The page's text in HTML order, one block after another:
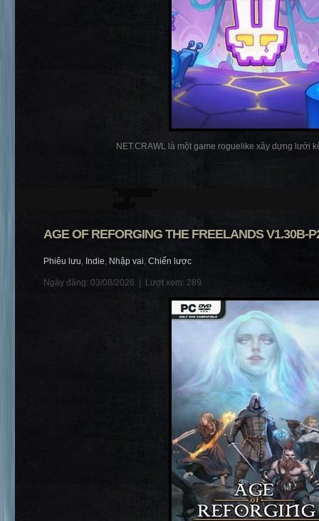
NET.CRAWL là một game roguelike xây dựng lưới
AGE OF REFORGING THE FREELANDS V1.30B-
Phiêu lưu, Indie, Nhập vai, Chiến lược
Ngày đăng: 03/08/2026 | Lượt xem: 289